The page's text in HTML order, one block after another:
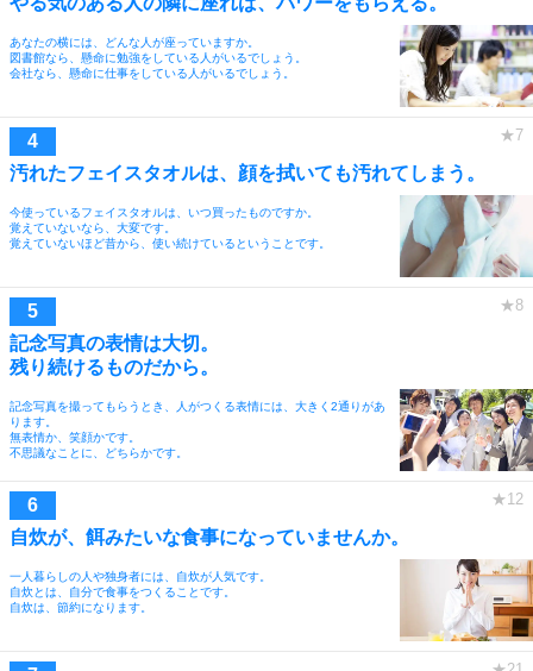
あなたの横には、どんな人が座っていますか。
図書館なら、懸命に勉強をしている人がいるでしょう。
会社なら、懸命に仕事をしている人がいるでしょう。
汚れたフェイスタオルは、顔を拭いても汚れてしまう。
今使っているフェイスタオルは、いつ買ったものですか。
覚えていないなら、大変です。
覚えていないほど昔から、使い続けているということです。
記念写真の表情は大切。
残り続けるものだから。
記念写真を撮ってもらうとき、人がつくる表情には、大きく2通りがあ
ります。
無表情か、笑顔かです。
不思議なことに、どちらかです。
自炊が、餌みたいな食事になっていませんか。
一人暮らしの人や独身者には、自炊が人気です。
自炊とは、自分で食事をつくることです。
自炊は、節約になります。